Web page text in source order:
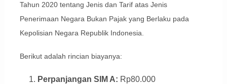
Tahun 2020 tentang Jenis dan Tarif atas Jenis
Penerimaan Negara Bukan Pajak yang Berlaku pada
Kepolisian Negara Republik Indonesia.
Berikut adalah rincian biayanya:
Perpanjangan SIM A: Rp80.000